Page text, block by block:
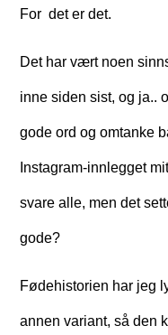
For det er det.
Det har vært noen
inne siden sist, og ja..
gode ord og omtanke
Instagram-innlegget
svare alle, men det
gode?
Fødehistorien har jeg
annen variant, så den